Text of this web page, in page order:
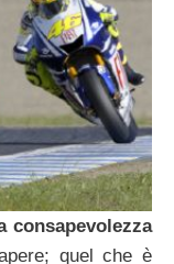
consapevolezza
quel che è